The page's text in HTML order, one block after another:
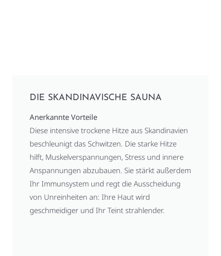
DIE SKANDINAVISCHE SAUNA
Anerkannte Vorteile
Diese intensive trockene Hitze aus Skandinavien
beschleunigt das Schwitzen. Die starke Hitze
hilft, Muskelverspannungen, Stress und innere
Anspannungen abzubauen. Sie stärkt außerdem
Ihr Immunsystem und regt die Ausscheidung
von Unreinheiten an: Ihre Haut wird
geschmeidiger und Ihr Teint strahlender.